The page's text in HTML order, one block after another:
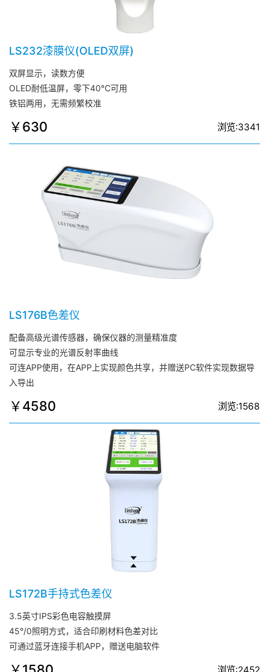
LS232漆膜仪(OLED双屏)
双屏显示，读数方便
OLED耐低温屏，零下40℃可用
铁铝两用，无需频繁校准
￥630 浏览:3341
LS176B色差仪
配备高级光谱传感器，确保仪器的测量精准度
可显示专业的光谱反射率曲线
可连APP使用，在APP上实现颜色共享，并赠送PC软件实现数据导
入导出
￥4580 浏览:1568
LS172B手持式色差仪
3.5英寸IPS彩色电容触摸屏
45°/0照明方式，适合印刷材料色差对比
可通过蓝牙连接手机APP，赠送电脑软件